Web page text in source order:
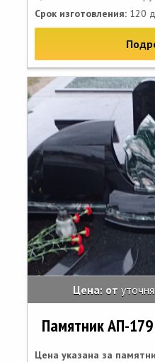
Срок изготовления: 120
Цена: от
Памятник АП-179
Цена указана за